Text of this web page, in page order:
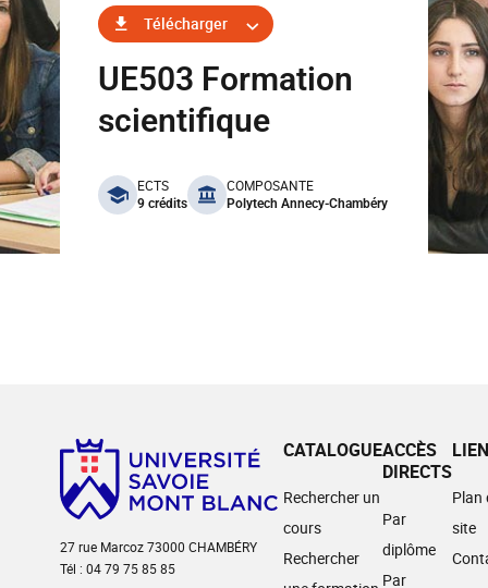
Télécharger
UE503 Formation
scientifique
benefits
ECTS
9 crédits
COMPOSANTE
Polytech Annecy-Chambéry
27 rue Marcoz 73000 CHAMBÉRY
Tél : 04 79 75 85 85
CATALOGUE
Rechercher un
cours
Rechercher
ACCÈS
DIRECTS
Par
diplôme
Par
Plan
site